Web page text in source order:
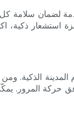
استشعار ذكية،
حركة المرور.